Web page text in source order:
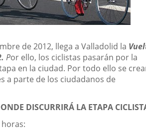
de 2012, llega a Valladolid la
Por ello, los ciclistas pasarán por la
en la ciudad. Por todo ello se
a parte de los ciudadanos de
DISCURRIRÁ LA ETAPA
horas: